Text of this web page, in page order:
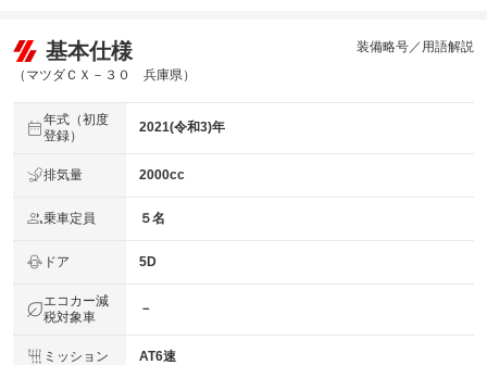
基本仕様
（マツダＣＸ－３０ 兵庫県）
装備略号／用語解説
年式（初度
登録）
2021(令和3)年
排気量 2000cc
乗車定員 ５名
ドア 5D
エコカー減
税対象車
－
ミッション AT6速